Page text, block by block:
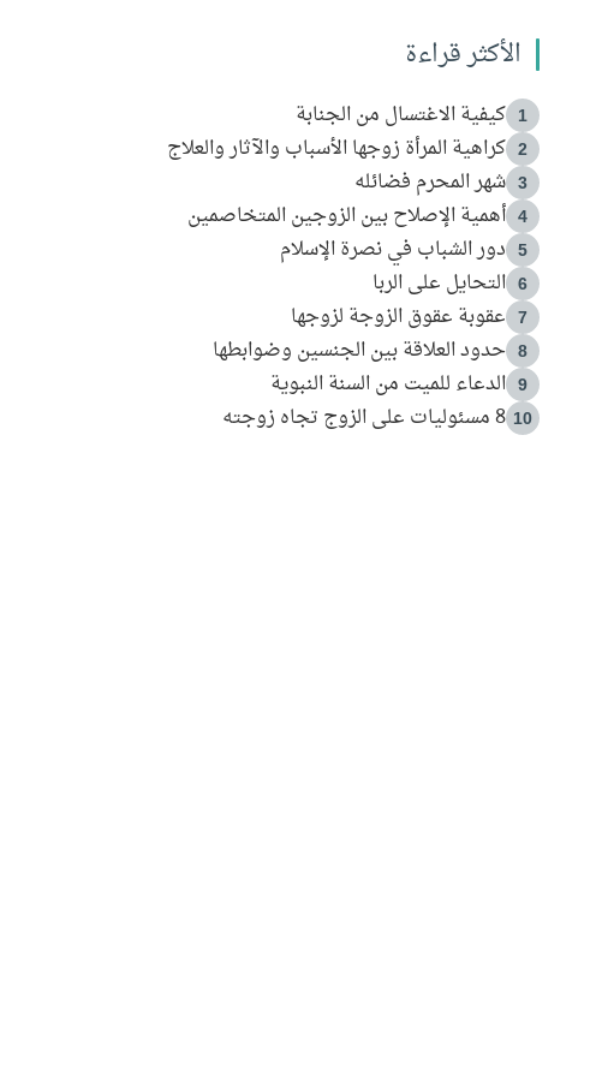
الأكثر قراءة
1 كيفية الاغتسال من الجنابة
2 كراهية المرأة زوجها الأسباب والآثار والعلاج
3 شهر المحرم فضائله
4 أهمية الإصلاح بين الزوجين المتخاصمين
5 دور الشباب في نصرة الإسلام
6 التحايل على الربا
7 عقوبة عقوق الزوجة لزوجها
8 حدود العلاقة بين الجنسين وضوابطها
9 الدعاء للميت من السنة النبوية
10 8 مسئوليات على الزوج تجاه زوجته